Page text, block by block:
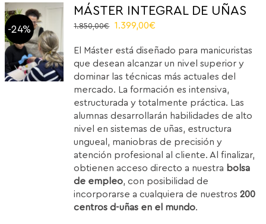
-24%
MÁSTER INTEGRAL DE UÑAS
1.850,00€
Original
was:
1.850,00€.
1.399,00€
is:
1.399,00€.
El Máster está diseñado para manicuristas
que desean alcanzar un nivel superior y
dominar las técnicas más actuales del
mercado. La formación es intensiva,
estructurada y totalmente práctica. Las
alumnas desarrollarán habilidades de alto
nivel en sistemas de uñas, estructura
ungueal, maniobras de precisión y
atención profesional al cliente. Al finalizar,
obtienen acceso directo a nuestra bolsa
de empleo, con posibilidad de
incorporarse a cualquiera de nuestros200
centros d-uñas en el mundo.